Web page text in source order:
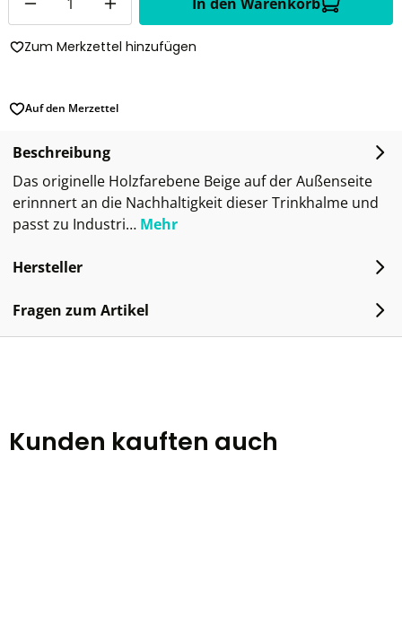
Zum Merkzettel hinzufügen
Auf den Merzettel
Beschreibung
Das originelle Holzfarebene Beige auf der Außenseite
erinnnert an die Nachhaltigkeit dieser Trinkhalme und
passt zu Industri… Mehr
Hersteller
Fragen zum Artikel
Kunden kauften auch